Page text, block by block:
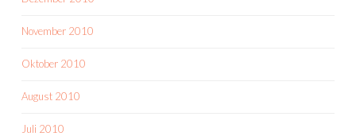
November 2010
Oktober 2010
August 2010
Juli 2010